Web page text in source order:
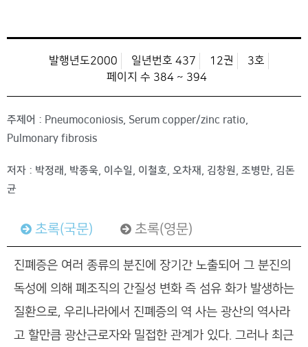
발행년도2000 일년번호 437 12권
3호
페이지 수 384 ~ 394
주제어 : Pneumoconiosis, Serum copper/zinc ratio,
Pulmonary fibrosis
저자 : 박정래, 박종욱, 이수일, 이철호, 오차재, 김창원, 조병만, 김돈
균
초록(국문) 초록(영문)
진폐증은 여러 종류의 분진에 장기간 노출되어 그 분진의
독성에 의해 폐조직의 간질성 변화 즉 섬유 화가 발생하는
질환으로, 우리나라에서 진폐증의 역 사는 광산의 역사라
고 할만큼 광산근로자와 밀접한 관계가 있다. 그러나 최근